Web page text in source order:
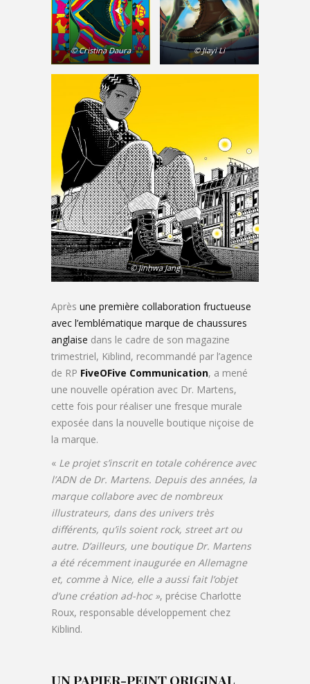
© Cristina Daura © Jiayi Li
© Jinhwa Jang
Après une première collaboration fructueuse
avec l’emblématique marque de chaussures
anglaise dans le cadre de son magazine
trimestriel, Kiblind, recommandé par l’agence
de RP FiveOFive Communication, a mené
une nouvelle opération avec Dr. Martens,
cette fois pour réaliser une fresque murale
exposée dans la nouvelle boutique niçoise de
la marque.
« Le projet s’inscrit en totale cohérence avec
l’ADN de Dr. Martens. Depuis des années, la
marque collabore avec de nombreux
illustrateurs, dans des univers très
différents, qu’ils soient rock, street art ou
autre. D’ailleurs, une boutique Dr. Martens
a été récemment inaugurée en Allemagne
et, comme à Nice, elle a aussi fait l’objet
d’une création ad-hoc », précise Charlotte
Roux, responsable développement chez
Kiblind.
UN PAPIER-PEINT ORIGINAL